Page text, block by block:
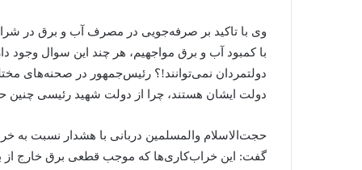
وی با تاکید بر صرفه‌جویی در مصرف آب و برق در
با کمبود آب و برق مواجهیم، هر چند این سوال وجود
دولتمردان نمی‌توانند!؟ رئیس‌جمهور در صحنه‌های
دولت ایشان هستند، چرا از دولت شهید رئیسی
حجت‌الاسلام والمسلمین دربانی با هشدار نسبت به
گفت: این خراب‌کاری‌ها که موجب قطعی برق خارج از